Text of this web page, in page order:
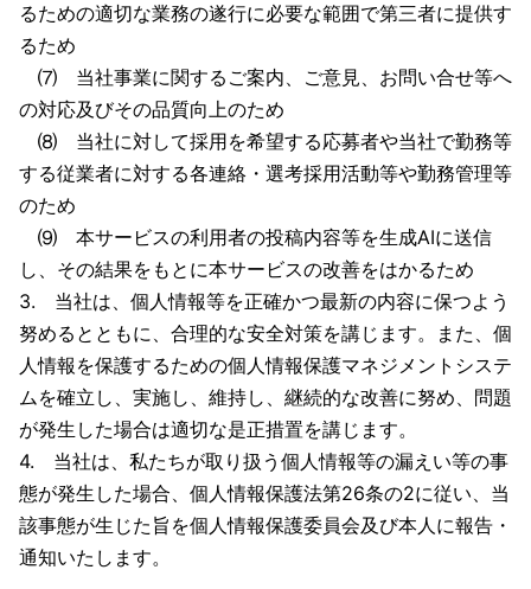
るための適切な業務の遂行に必要な範囲で第三者に提供す
るため
⑺ 当社事業に関するご案内、ご意見、お問い合せ等へ
の対応及びその品質向上のため
⑻ 当社に対して採用を希望する応募者や当社で勤務等
する従業者に対する各連絡・選考採用活動等や勤務管理等
のため
⑼ 本サービスの利用者の投稿内容等を生成AIに送信
し、その結果をもとに本サービスの改善をはかるため
3. 当社は、個人情報等を正確かつ最新の内容に保つよう
努めるとともに、合理的な安全対策を講じます。また、個
人情報を保護するための個人情報保護マネジメントシステ
ムを確立し、実施し、維持し、継続的な改善に努め、問題
が発生した場合は適切な是正措置を講じます。
4. 当社は、私たちが取り扱う個人情報等の漏えい等の事
態が発生した場合、個人情報保護法第26条の2に従い、当
該事態が生じた旨を個人情報保護委員会及び本人に報告・
通知いたします。